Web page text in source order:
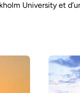
University et